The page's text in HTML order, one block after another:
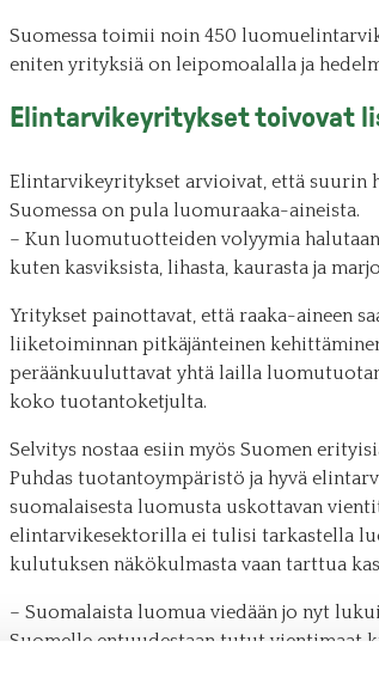
Suomessa toimii noin 450
eniten yrityksiä on leipomoalalla ja
Elintarvikeyritykset toivovat
Elintarvikeyritykset arvioivat, että suurin
Suomessa on pula luomuraaka-aineista.
– Kun luomutuotteiden volyymia
kuten kasviksista, lihasta, kaurasta ja
Yritykset painottavat, että raaka-aineen
liiketoiminnan pitkäjänteinen
peräänkuuluttavat yhtä lailla
koko tuotantoketjulta.
Selvitys nostaa esiin myös Suomen
Puhdas tuotantoympäristö ja hyvä
suomalaisesta luomusta uskottavan
elintarvikesektorilla ei tulisi tarkastella
kulutuksen näkökulmasta vaan tarttua
– Suomalaista luomua viedään jo nyt
Suomelle entuudestaan tutut vientimaat